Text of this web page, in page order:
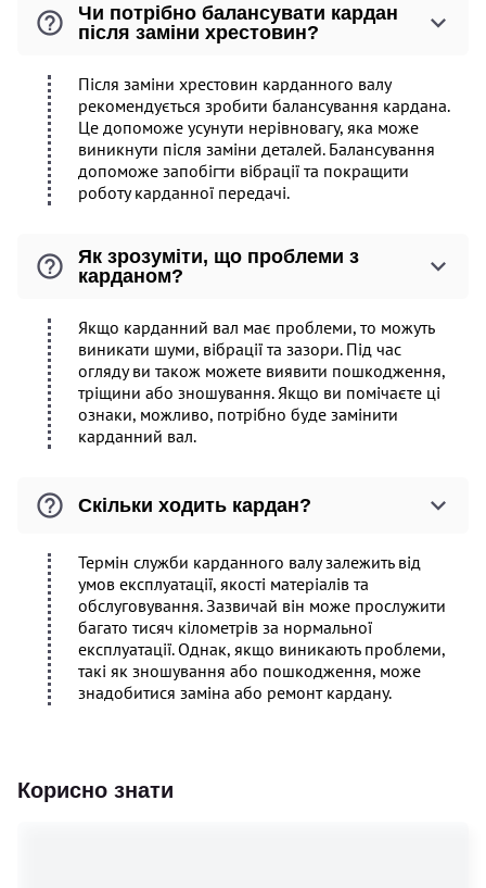
Чи потрібно балансувати кардан
після заміни хрестовин?
Після заміни хрестовин карданного валу
рекомендується зробити балансування кардана.
Це допоможе усунути нерівновагу, яка може
виникнути після заміни деталей. Балансування
допоможе запобігти вібрації та покращити
роботу карданної передачі.
Як зрозуміти, що проблеми з
карданом?
Якщо карданний вал має проблеми, то можуть
виникати шуми, вібрації та зазори. Під час
огляду ви також можете виявити пошкодження,
тріщини або зношування. Якщо ви помічаєте ці
ознаки, можливо, потрібно буде замінити
карданний вал.
Скільки ходить кардан?
Термін служби карданного валу залежить від
умов експлуатації, якості матеріалів та
обслуговування. Зазвичай він може прослужити
багато тисяч кілометрів за нормальної
експлуатації. Однак, якщо виникають проблеми,
такі як зношування або пошкодження, може
знадобитися заміна або ремонт кардану.
Корисно знати